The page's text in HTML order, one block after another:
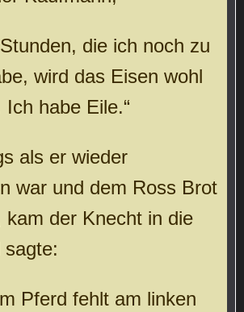
die ich noch zu
wird das Eisen wohl
habe Eile.“
als er wieder
war und dem Ross Brot
kam der Knecht in die
sagte:
Pferd fehlt am linken